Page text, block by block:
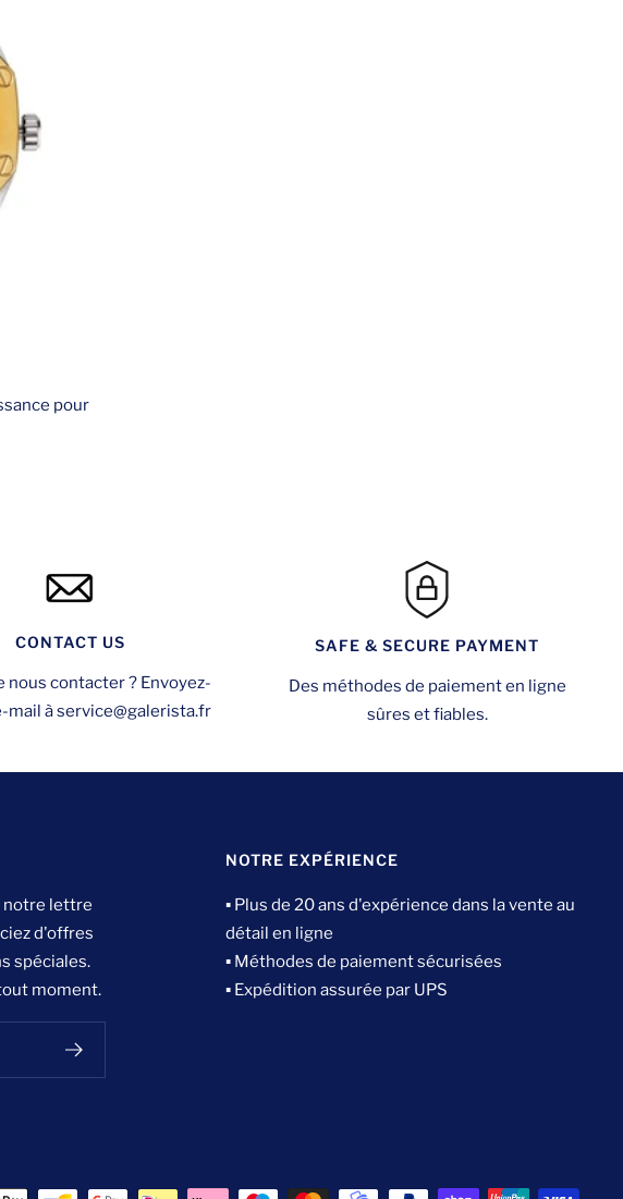
pour
CONTACT US
nous contacter ? Envoyez-
mail à service@galerista.fr
SAFE & SECURE PAYMENT
Des méthodes de paiement en ligne
sûres et fiables.
notre lettre
d'offres
spéciales.
moment.
NOTRE EXPÉRIENCE
▪ Plus de 20 ans d'expérience dans la vente au
détail en ligne
▪ Méthodes de paiement sécurisées
▪ Expédition assurée par UPS